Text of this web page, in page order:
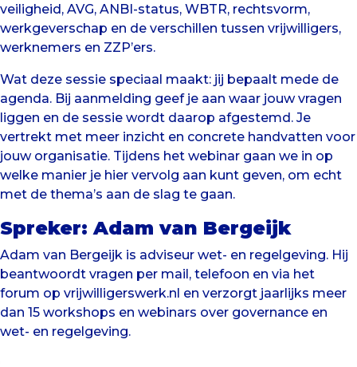
veiligheid, AVG, ANBI-status, WBTR, rechtsvorm,
werkgeverschap en de verschillen tussen vrijwilligers,
werknemers en ZZP’ers.
Wat deze sessie speciaal maakt: jij bepaalt mede de
agenda. Bij aanmelding geef je aan waar jouw vragen
liggen en de sessie wordt daarop afgestemd. Je
vertrekt met meer inzicht en concrete handvatten voor
jouw organisatie. Tijdens het webinar gaan we in op
welke manier je hier vervolg aan kunt geven, om echt
met de thema’s aan de slag te gaan.
Spreker: Adam van Bergeijk
Adam van Bergeijk is adviseur wet- en regelgeving. Hij
beantwoordt vragen per mail, telefoon en via het
forum op vrijwilligerswerk.nl en verzorgt jaarlijks meer
dan 15 workshops en webinars over governance en
wet- en regelgeving.